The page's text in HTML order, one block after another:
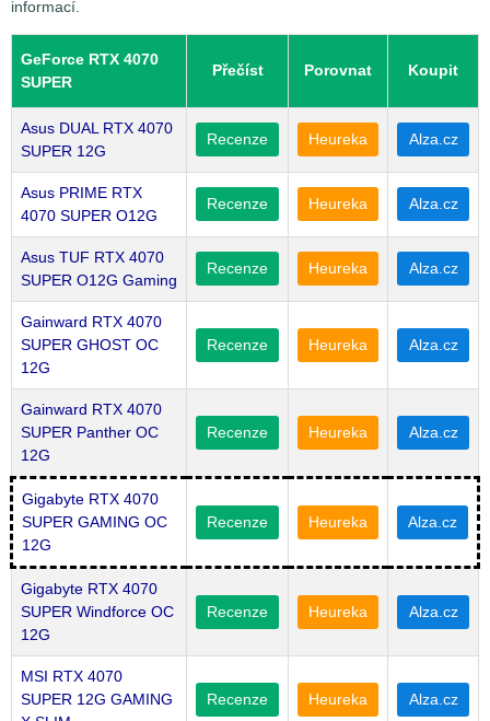
informací.
GeForce RTX 4070
SUPER
Přečíst Porovnat Koupit
Asus DUAL RTX 4070
SUPER 12G
Recenze Heureka Alza.cz
Asus PRIME RTX
4070 SUPER O12G
Recenze Heureka Alza.cz
Asus TUF RTX 4070
SUPER O12G Gaming
Recenze Heureka Alza.cz
Gainward RTX 4070
SUPER GHOST OC
12G
Recenze Heureka Alza.cz
Gainward RTX 4070
SUPER Panther OC
12G
Recenze Heureka Alza.cz
Gigabyte RTX 4070
SUPER GAMING OC
12G
Recenze Heureka Alza.cz
Gigabyte RTX 4070
SUPER Windforce OC
12G
Recenze Heureka Alza.cz
MSI RTX 4070
SUPER 12G GAMING
Recenze Heureka Alza.cz